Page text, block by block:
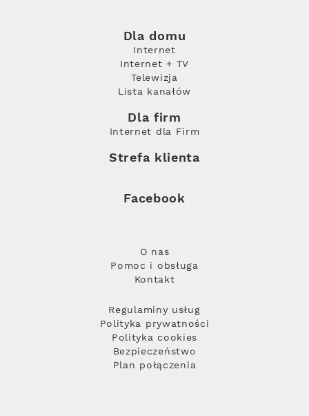
Dla domu
Internet
Internet + TV
Telewizja
Lista kanałów
Dla firm
Internet dla Firm
Strefa klienta
Facebook
O nas
Pomoc i obsługa
Kontakt
Regulaminy usług
Polityka prywatności
Polityka cookies
Bezpieczeństwo
Plan połączenia